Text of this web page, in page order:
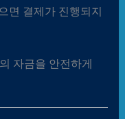
면 결제가 진행되지
자금을 안전하게